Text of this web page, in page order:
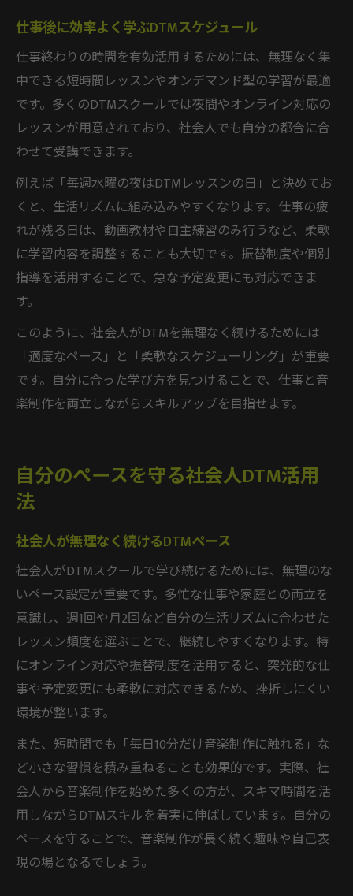
仕事後に効率よく学ぶDTMスケジュール
仕事終わりの時間を有効活用するためには、無理なく集
中できる短時間レッスンやオンデマンド型の学習が最適
です。多くのDTMスクールでは夜間やオンライン対応の
レッスンが用意されており、社会人でも自分の都合に合
わせて受講できます。
例えば「毎週水曜の夜はDTMレッスンの日」と決めてお
くと、生活リズムに組み込みやすくなります。仕事の疲
れが残る日は、動画教材や自主練習のみ行うなど、柔軟
に学習内容を調整することも大切です。振替制度や個別
指導を活用することで、急な予定変更にも対応できま
す。
このように、社会人がDTMを無理なく続けるためには
「適度なペース」と「柔軟なスケジューリング」が重要
です。自分に合った学び方を見つけることで、仕事と音
楽制作を両立しながらスキルアップを目指せます。
自分のペースを守る社会人DTM活用
法
社会人が無理なく続けるDTMペース
社会人がDTMスクールで学び続けるためには、無理のな
いペース設定が重要です。多忙な仕事や家庭との両立を
意識し、週1回や月2回など自分の生活リズムに合わせた
レッスン頻度を選ぶことで、継続しやすくなります。特
にオンライン対応や振替制度を活用すると、突発的な仕
事や予定変更にも柔軟に対応できるため、挫折しにくい
環境が整います。
また、短時間でも「毎日10分だけ音楽制作に触れる」な
ど小さな習慣を積み重ねることも効果的です。実際、社
会人から音楽制作を始めた多くの方が、スキマ時間を活
用しながらDTMスキルを着実に伸ばしています。自分の
ペースを守ることで、音楽制作が長く続く趣味や自己表
現の場となるでしょう。